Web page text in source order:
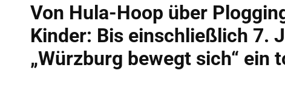
Von Hula-Hoop über
Kinder: Bis einschließlich 7.
„Würzburg bewegt sich“ ein